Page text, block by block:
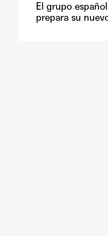
El grupo
prepara su